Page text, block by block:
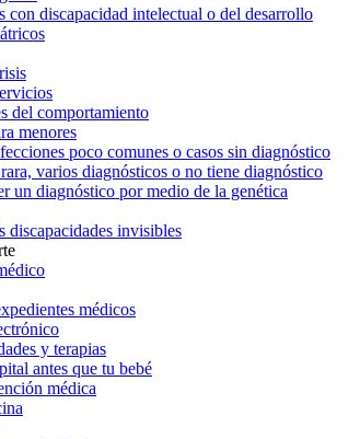
con discapacidad intelectual o del desarrollo
del comportamiento
menores
poco comunes o casos sin diagnóstico
varios diagnósticos o no tiene diagnóstico
un diagnóstico por medio de la genética
discapacidades invisibles
médicos
y terapias
antes que tu bebé
médica